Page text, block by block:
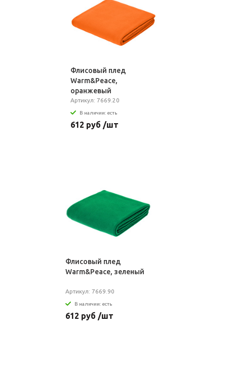
Флисовый плед
Warm&Peace,
оранжевый
Артикул: 7669.20
В наличии: есть
612 руб /шт
Флисовый плед
Warm&Peace, зеленый
Артикул: 7669.90
В наличии: есть
612 руб /шт